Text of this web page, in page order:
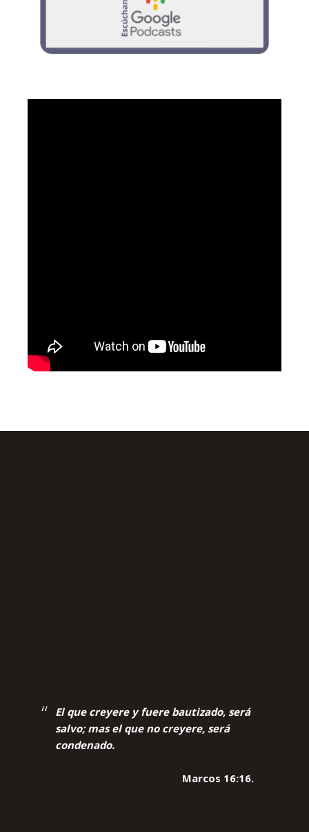
El que creyere y fuere bautizado, será
salvo; mas el que no creyere, será
condenado.
Marcos 16:16.